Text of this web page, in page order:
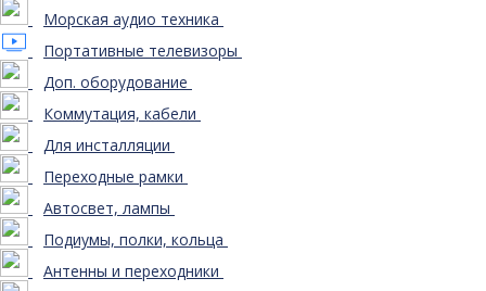
Морская аудио техника
Портативные телевизоры
Доп. оборудование
Коммутация, кабели
Для инсталляции
Переходные рамки
Автосвет, лампы
Подиумы, полки, кольца
Антенны и переходники